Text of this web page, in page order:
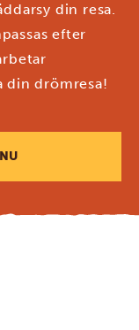
din resa.
efter
din drömresa!